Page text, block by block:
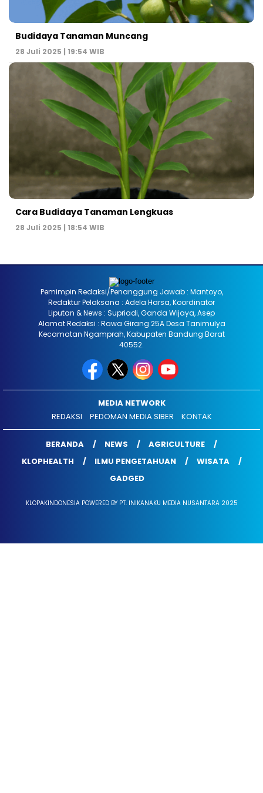
Budidaya Tanaman Muncang
28 Juli 2025 | 19:54 WIB
Cara Budidaya Tanaman Lengkuas
28 Juli 2025 | 18:54 WIB
Pemimpin Redaksi/Penanggung Jawab : Mantoyo,
Redaktur Pelaksana : Adela Harsa, Koordinator
Liputan & News : Supriadi, Ganda Wijaya, Asep
Alamat Redaksi : Rawa Girang 25A Desa Tanimulya
Kecamatan Ngamprah, Kabupaten Bandung Barat
40552.
MEDIA NETWORK
REDAKSI
PEDOMAN MEDIA SIBER KONTAK
BERANDA NEWS
AGRICULTURE
KLOPHEALTH
ILMU PENGETAHUAN
WISATA
GADGED
KLOPAKINDONESIA POWERED BY PT. INIKANAKU MEDIA NUSANTARA 2025